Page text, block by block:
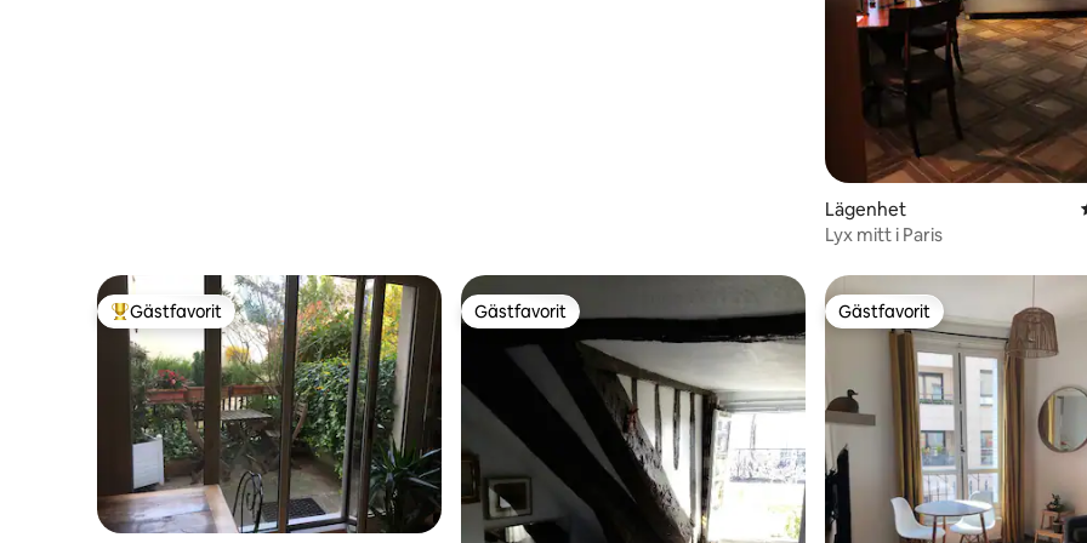
Lägenhet
Lyx mitt i Paris
Populär gästfavorit
Gästfavorit Gästfavorit
Gästfavorit Gästfavorit
Gästfavorit